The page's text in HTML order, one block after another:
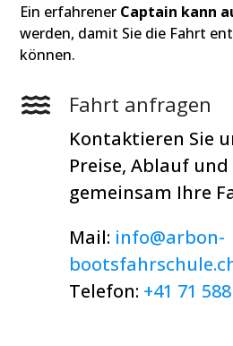
Ein erfahrener Captain kann
werden, damit Sie die Fahrt
können.
Fahrt anfragen
Kontaktieren Sie
Preise, Ablauf
gemeinsam Ihre
Mail: info@arbon-
Telefon: +41 71